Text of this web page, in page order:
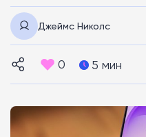
Джеймс Николс
0 5 мин